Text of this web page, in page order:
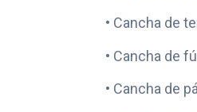
• Cancha de
• Cancha de
• Cancha de